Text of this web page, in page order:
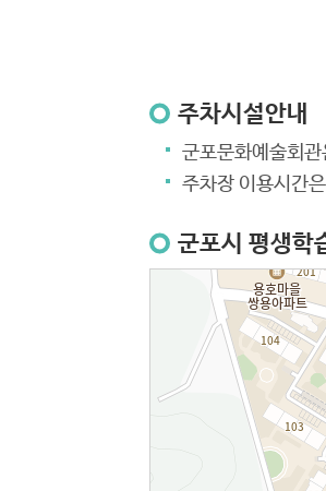
주차시설안내
군포문화예술회
주차장 이용시간
군포시 평생학